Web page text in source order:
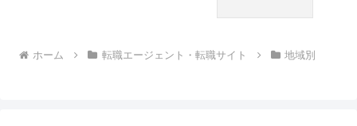
ホーム 転職エージェント・転職サイト 地域別